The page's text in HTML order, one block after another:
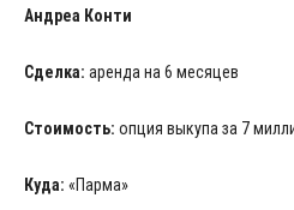
Андреа Конти
Сделка: аренда на 6 месяцев
Стоимость: опция выкупа за 7
Куда: «Парма»